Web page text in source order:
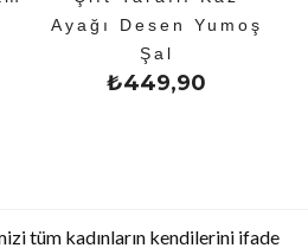
Ayağı Desen Yumoş
Şal
₺449,90
tüm kadınların kendilerini ifade